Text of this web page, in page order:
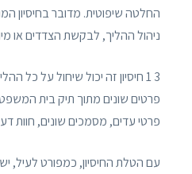
החלטה שיפוטית. מדובר בחיסיון
ניהול ההליך, לבקשת הצדדים או
3 1 חיסיון זה יכול שיחול על כל
פרטים שונים מתוך תיק בית
פרטי עדים, מסמכים שונים, חוות
עם הטלת החיסיון, כמפורט לעיל,